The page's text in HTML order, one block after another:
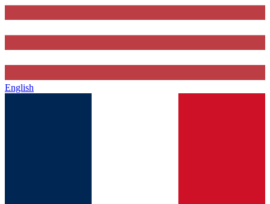
English